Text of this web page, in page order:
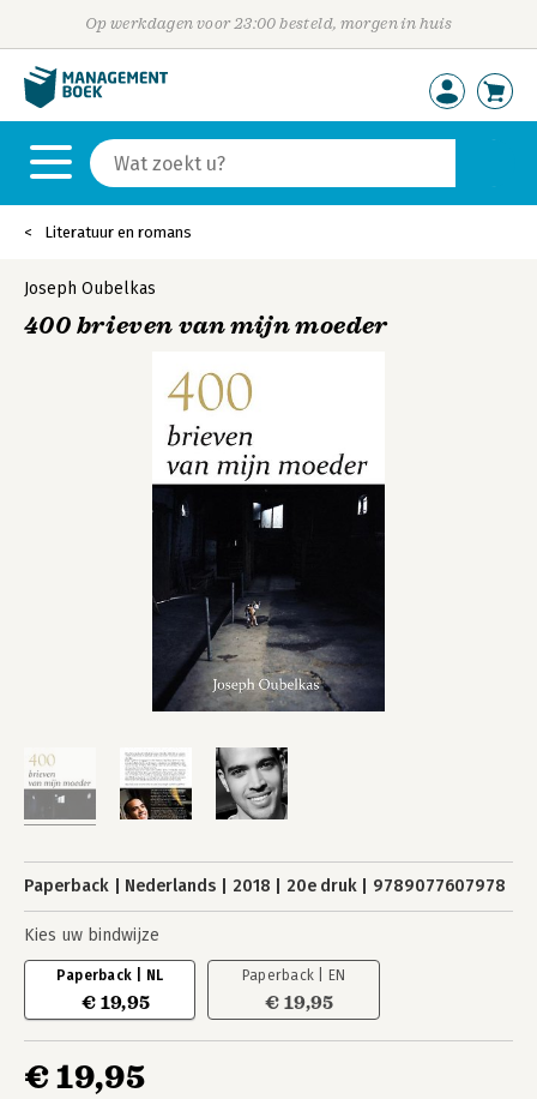
Op werkdagen voor 23:00 besteld, morgen in huis
Literatuur en romans
Joseph Oubelkas
400 brieven van mijn moeder
Paperback Nederlands 2018 20e druk 9789077607978
Kies uw bindwijze
Paperback | NL
€ 19,95
Paperback | EN
€ 19,95
€ 19,95